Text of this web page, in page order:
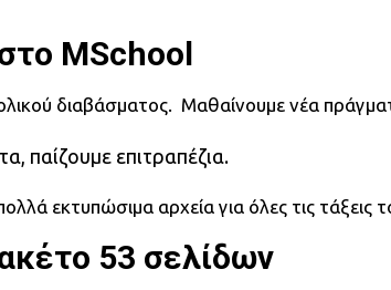
MSchool
διαβάσματος. Μαθαίνουμε νέα
παίζουμε επιτραπέζια.
εκτυπώσιμα αρχεία για όλες τις τάξεις
53 σελίδων